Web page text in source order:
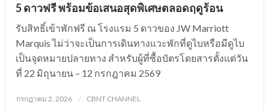
5 ดาวฟรี พร้อมข้อเสนอสุดพิเศษตลอดฤดูร้อน
รับสิทธิ์เข้าพักฟรี ณ โรงแรม 5 ดาวของ JW Marriott
Marquis ไม่ว่าจะเป็นการเดินทางแวะพักที่ดูไบหรือมีดูไบ
เป็นจุดหมายปลายทาง สำหรับผู้ที่ซื้อบัตรโดยสารตั้งแต่วัน
ที่ 22 มิถุนายน – 12 กรกฎาคม 2569
Posted
กรกฎาคม 2, 2026 CBNT CHANNEL